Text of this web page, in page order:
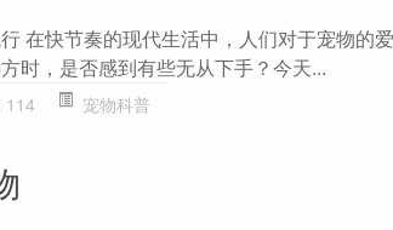
在快节奏的现代生活中，人们对于宠物的
时，是否感到有些无从下手？今天...
114 宠物科普